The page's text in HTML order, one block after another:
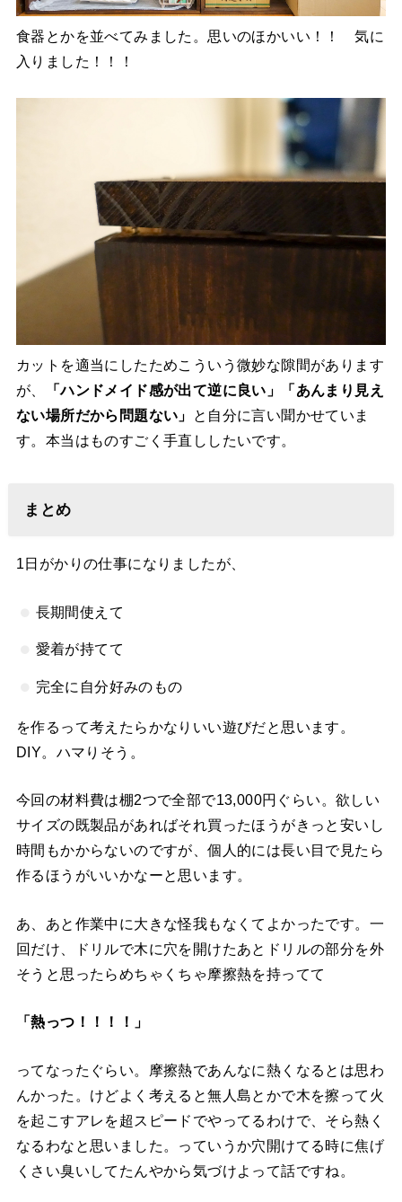
食器とかを並べてみました。思いのほかいい！！ 気に
入りました！！！
カットを適当にしたためこういう微妙な隙間があります
が、
「ハンドメイド感が出て逆に良い」「あんまり見え
ない場所だから問題ない」
と自分に言い聞かせていま
す。本当はものすごく手直ししたいです。
まとめ
1日がかりの仕事になりましたが、
長期間使えて
愛着が持てて
完全に自分好みのもの
を作るって考えたらかなりいい遊びだと思います。
DIY。ハマりそう。
今回の材料費は棚2つで全部で13,000円ぐらい。欲しい
サイズの既製品があればそれ買ったほうがきっと安いし
時間もかからないのですが、個人的には長い目で見たら
作るほうがいいかなーと思います。
あ、あと作業中に大きな怪我もなくてよかったです。一
回だけ、ドリルで木に穴を開けたあとドリルの部分を外
そうと思ったらめちゃくちゃ摩擦熱を持ってて
「熱っつ！！！！」
ってなったぐらい。摩擦熱であんなに熱くなるとは思わ
んかった。けどよく考えると無人島とかで木を擦って火
を起こすアレを超スピードでやってるわけで、そら熱く
なるわなと思いました。っていうか穴開けてる時に焦げ
くさい臭いしてたんやから気づけよって話ですね。